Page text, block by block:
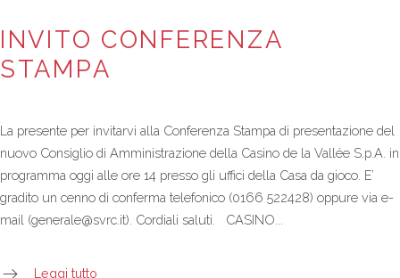
INVITO CONFERENZA
STAMPA
La presente per invitarvi alla Conferenza Stampa di presentazione del
nuovo Consiglio di Amministrazione della Casino de la Vallée S.p.A. in
programma oggi alle ore 14 presso gli uffici della Casa da gioco. E’
gradito un cenno di conferma telefonico (0166 522428) oppure via e-
mail (generale@svrc.it). Cordiali saluti. CASINO...
Leggi tutto